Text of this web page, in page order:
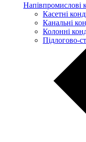
Напівпромислові
Касетні
Канальні
Колонні
Підлогово-